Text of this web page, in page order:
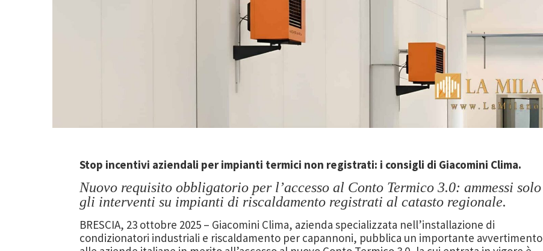
Stop incentivi aziendali per impianti termici non registrati: i consigli di Giacomini Clima.
Nuovo requisito obbligatorio per l’accesso al Conto Termico 3.0: ammessi solo
gli interventi su impianti di riscaldamento registrati al catasto regionale.
BRESCIA, 23 ottobre 2025 – Giacomini Clima, azienda specializzata nell’installazione di
condizionatori industriali e riscaldamento per capannoni, pubblica un importante avvertimento